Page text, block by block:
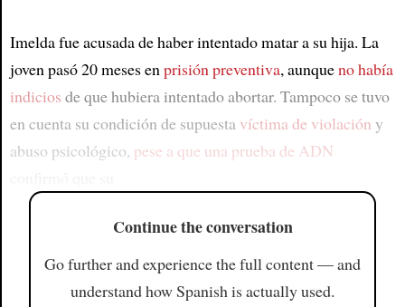
Imelda fue acusada de haber intentado matar a su hija. La
joven pasó 20 meses enprisión preventiva, aunqueno había
indicios de que hubiera intentado abortar. Tampoco se tuvo
en cuenta su condición de supuesta víctima de violación y
abuso psicológico, pese a que una prueba de ADN
Continue the conversation
Go further and experience the full content — and
understand how Spanish is actually used.